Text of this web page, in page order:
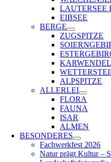
LAUTERSEE
EIBSEE
BERGE
ZUGSPITZE
ALPSPITZE
ALLERLEI
FLORA
FAUNA
ISAR
ALMEN
BESONDERES
Fachwerkfest 2026
Natur prägt Kultur –